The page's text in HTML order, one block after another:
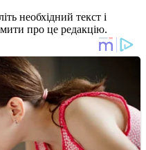
необхідний текст і
про це редакцію.